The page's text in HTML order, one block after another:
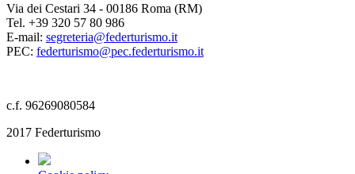
Via dei Cestari 34 - 00186 Roma (RM)
Tel. +39 320 57 80 986
E-mail: segreteria@federturismo.it
PEC: federturismo@pec.federturismo.it
c.f. 96269080584
2017 Federturismo